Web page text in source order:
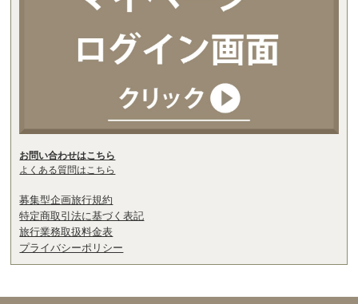
お問い合わせはこちら
よくある質問はこちら
募集型企画旅行規約
特定商取引法に基づく表記
旅行業務取扱料金表
プライバシーポリシー